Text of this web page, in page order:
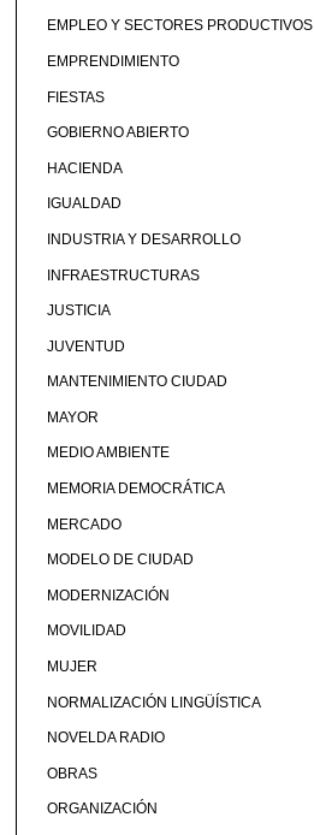
EMPLEO Y SECTORES PRODUCTIVOS
EMPRENDIMIENTO
FIESTAS
GOBIERNO ABIERTO
HACIENDA
IGUALDAD
INDUSTRIA Y DESARROLLO
INFRAESTRUCTURAS
JUSTICIA
JUVENTUD
MANTENIMIENTO CIUDAD
MAYOR
MEDIO AMBIENTE
MEMORIA DEMOCRÁTICA
MERCADO
MODELO DE CIUDAD
MODERNIZACIÓN
MOVILIDAD
MUJER
NORMALIZACIÓN LINGÜÍSTICA
NOVELDA RADIO
OBRAS
ORGANIZACIÓN